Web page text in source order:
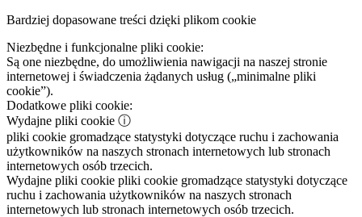
Bardziej dopasowane treści dzięki plikom cookie
Niezbędne i funkcjonalne pliki cookie:
Są one niezbędne, do umożliwienia nawigacji na naszej stronie
internetowej i świadczenia żądanych usług („minimalne pliki
cookie”).
Dodatkowe pliki cookie:
Wydajne pliki cookie ⓘ
pliki cookie gromadzące statystyki dotyczące ruchu i zachowania
użytkowników na naszych stronach internetowych lub stronach
internetowych osób trzecich.
Wydajne pliki cookie pliki cookie gromadzące statystyki dotyczące
ruchu i zachowania użytkowników na naszych stronach
internetowych lub stronach internetowych osób trzecich.